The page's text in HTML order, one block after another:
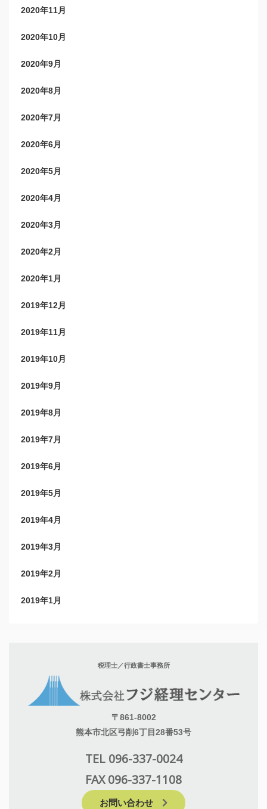
2020年11月
2020年10月
2020年9月
2020年8月
2020年7月
2020年6月
2020年5月
2020年4月
2020年3月
2020年2月
2020年1月
2019年12月
2019年11月
2019年10月
2019年9月
2019年8月
2019年7月
2019年6月
2019年5月
2019年4月
2019年3月
2019年2月
2019年1月
税理士／行政書士事務所
〒861-8002
熊本市北区弓削6丁目28番53号
TEL 096-337-0024
FAX 096-337-1108
お問い合わせ